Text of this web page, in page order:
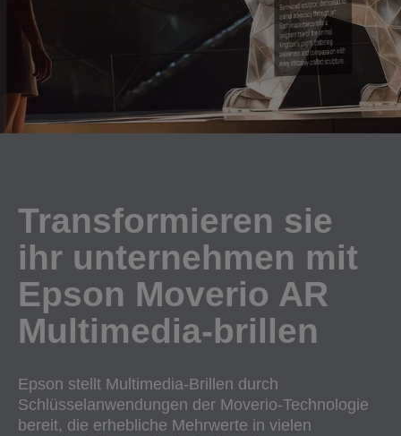
Transformieren sie
ihr unternehmen mit
Epson Moverio AR
Multimedia-brillen
Epson stellt Multimedia-Brillen durch
Schlüsselanwendungen der Moverio-Technologie
bereit, die erhebliche Mehrwerte in vielen